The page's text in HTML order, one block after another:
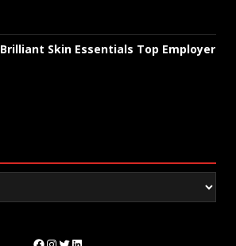
Brilliant Skin Essentials Top Employer
Facebook
Instagram
Twitter
LinkedIn